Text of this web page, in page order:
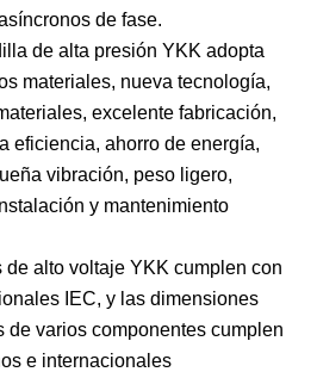
de fase.
de alta presión YKK adopta
materiales, nueva tecnología,
excelente fabricación,
eficiencia, ahorro de energía,
vibración, peso ligero,
y mantenimiento
de alto voltaje YKK cumplen con
IEC, y las dimensiones
de varios componentes cumplen
e internacionales